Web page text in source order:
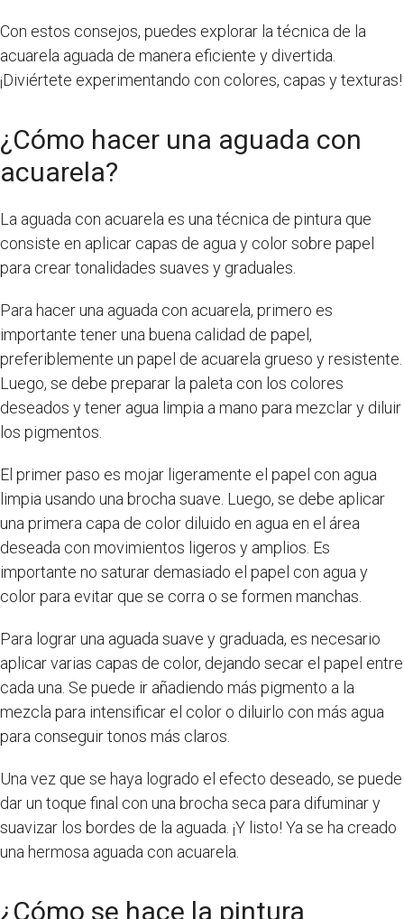
Con estos consejos, puedes explorar la técnica de la
acuarela aguada de manera eficiente y divertida.
¡Diviértete experimentando con colores, capas y texturas!
¿Cómo hacer una aguada con
acuarela?
La aguada con acuarela es una técnica de pintura que
consiste en aplicar capas de agua y color sobre papel
para crear tonalidades suaves y graduales.
Para hacer una aguada con acuarela, primero es
importante tener una buena calidad de papel,
preferiblemente un papel de acuarela grueso y resistente.
Luego, se debe preparar la paleta con los colores
deseados y tener agua limpia a mano para mezclar y diluir
los pigmentos.
El primer paso es mojar ligeramente el papel con agua
limpia usando una brocha suave. Luego, se debe aplicar
una primera capa de color diluido en agua en el área
deseada con movimientos ligeros y amplios. Es
importante no saturar demasiado el papel con agua y
color para evitar que se corra o se formen manchas.
Para lograr una aguada suave y graduada, es necesario
aplicar varias capas de color, dejando secar el papel entre
cada una. Se puede ir añadiendo más pigmento a la
mezcla para intensificar el color o diluirlo con más agua
para conseguir tonos más claros.
Una vez que se haya logrado el efecto deseado, se puede
dar un toque final con una brocha seca para difuminar y
suavizar los bordes de la aguada. ¡Y listo! Ya se ha creado
una hermosa aguada con acuarela.
¿Cómo se hace la pintura